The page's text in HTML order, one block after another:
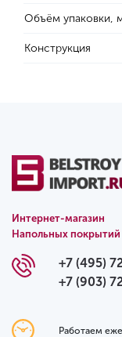
Объём упаковки,
Конструкция
Интернет-магазин
Напольных покрытий
+7 (495)
+7 (903)
Работаем